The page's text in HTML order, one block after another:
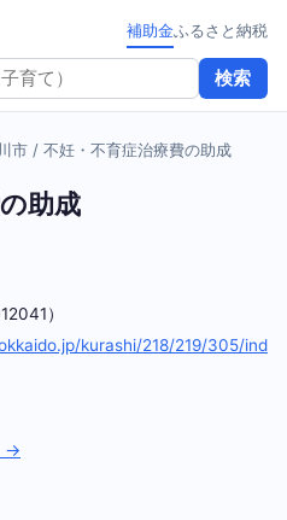
検索
補助金ふるさと納税
市 / 不妊・不育症治療費の助成
助成
）
kurashi/218/219/305/ind
→